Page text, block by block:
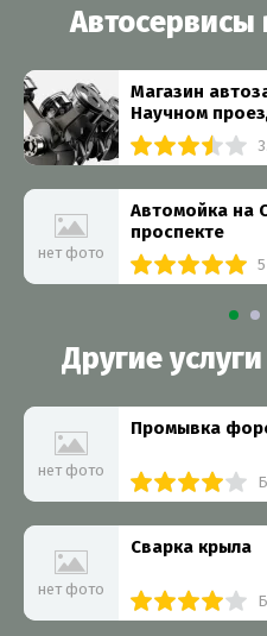
Магазин
Научном
нет фото
Автомойка на
проспекте
5
Другие
нет фото
Промывка
нет фото
Сварка крыла